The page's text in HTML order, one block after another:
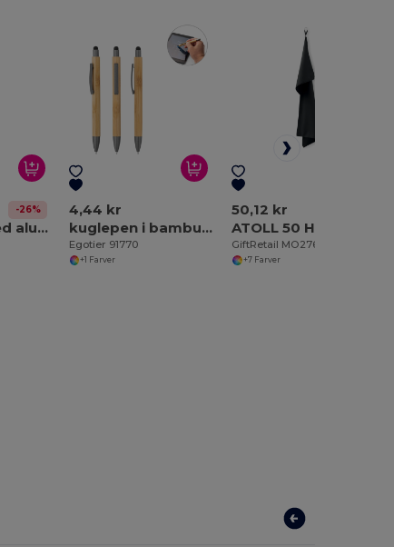
-26%
kuglepen med aluminium med drejemekanisme og stylus tip
4,44 kr
kuglepen i bambus med matt finish
Egotier 91770
+1 Farver
50,12 kr
GiftRetail MO2761
+7 Farver